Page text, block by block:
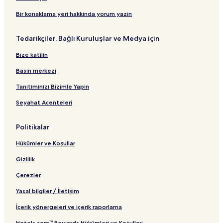
a
a
t
ı
ğ
n
ı
ııt
ğ
a
n
t
ı
t
d
r
t
B
a
l
t
ı
ı
Bir konaklama yeri hakkında yorum yazın
Tedarikçiler, Bağlı Kuruluşlar ve Medya için
Bize katılın
Basın merkezi
Tanıtımınızı Bizimle Yapın
Seyahat Acenteleri
Politikalar
Hükümler ve Koşullar
Gizlilik
Çerezler
Yasal bilgiler / İletişim
İçerik yönergeleri ve içerik raporlama